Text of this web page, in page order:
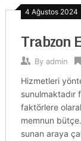
4 Ağustos 2024
Trabzon
By admin
Hizmetleri
sunulmaktadır
faktörlere
memnun
sunan araya